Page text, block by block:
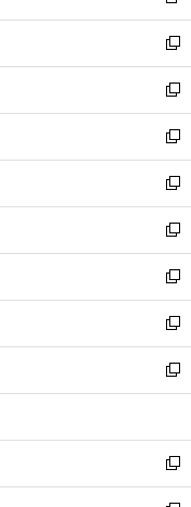
ン
ド
ウ
で
開
く
ウ
ィ
ン
ド
ウ
で
開
く
し
い
ウ
ィ
ン
ド
ウ
で
開
く
新
し
い
ウ
ィ
ン
ド
ウ
で
開
く
新
し
い
ウ
ィ
ン
ド
ウ
で
開
く
新
し
い
ウ
ィ
ン
ド
ウ
で
開
く
新
し
い
ウ
ィ
ン
ド
ウ
で
開
新
し
い
ウ
ィ
ン
ド
ウ
開
く
新
し
い
ウ
ィ
ン
ウ
で
開
新
し
い
ウ
ン
ド
ウ
新
し
ウ
ィ
ン
新
し